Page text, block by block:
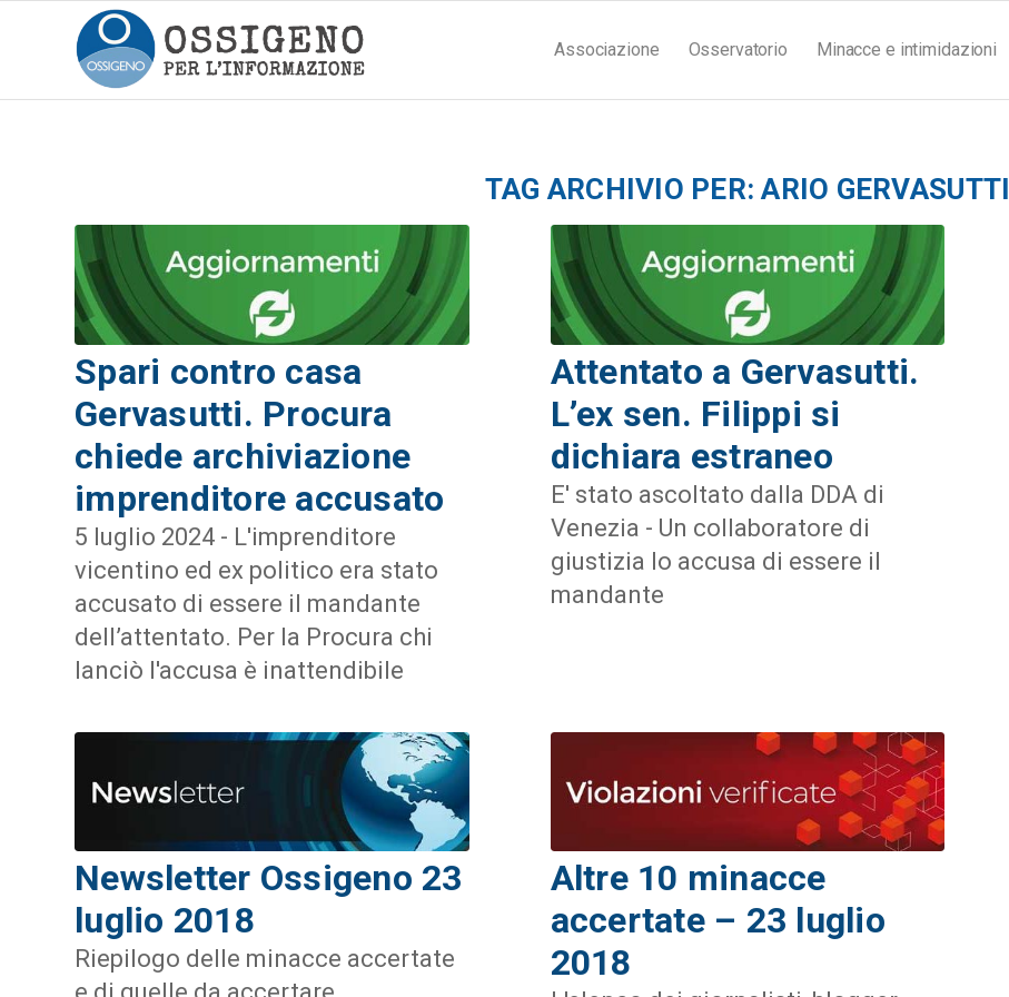
Associazione Osservatorio Minacce e intimidazioni
TAG ARCHIVIO PER:ARIO GERVASUTTI
Spari contro casa
Gervasutti. Procura
chiede archiviazione
imprenditore accusato
5 luglio 2024 - L'imprenditore
vicentino ed ex politico era stato
accusato di essere il mandante
dell’attentato. Per la Procura chi
lanciò l'accusa è inattendibile
Attentato a Gervasutti.
L’ex sen. Filippi si
dichiara estraneo
E' stato ascoltato dalla DDA di
Venezia - Un collaboratore di
giustizia lo accusa di essere il
mandante
Newsletter Ossigeno 23
luglio 2018
Riepilogo delle minacce accertate
Altre 10 minacce
accertate – 23 luglio
2018